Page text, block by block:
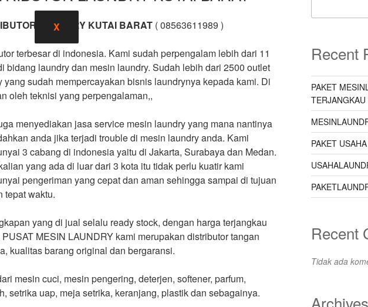
X
LAUNDRY KUTAI BARAT ( 08563611989 )
terbesar di indonesia. Kami sudah perpengalam lebih dari 11
bidang laundry dan mesin laundry. Sudah lebih dari 2500 outlet
yang sudah mempercayakan bisnis laundrynya kepada kami. Di
oleh teknisi yang perpengalaman,,
menyediakan jasa service mesin laundry yang mana nantinya
anda jika terjadi trouble di mesin laundry anda. Kami
3 cabang di indonesia yaitu di Jakarta, Surabaya dan Medan.
yang ada di luar dari 3 kota itu tidak perlu kuatir kami
pengeriman yang cepat dan aman sehingga sampai di tujuan
tepat waktu.
yang di jual selalu ready stock, dengan harga terjangkau
MESIN LAUNDRY kami merupakan distributor tangan
kualitas barang original dan bergaransi.
mesin cuci, mesin pengering, deterjen, softener, parfum,
setrika uap, meja setrika, keranjang, plastik dan sebagainya.
Recent
PAKET
TERJANGKAU
PAKET
Recent
Tidak ada